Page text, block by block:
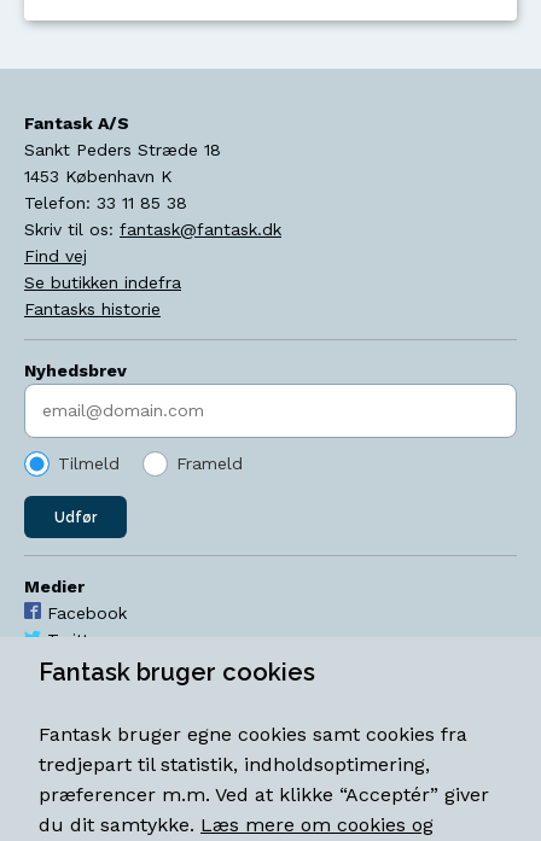
Fantask A/S
Sankt Peders Stræde 18
1453 København K
Telefon: 33 11 85 38
Skriv til os: fantask@fantask.dk
Find vej
Se butikken indefra
Fantasks historie
Nyhedsbrev
Indtast søgeord
Tilmeld Frameld
Udfør
Medier
Facebook
Twitter
YouTube
Åbningstider
Mandag-torsdag 11-18
Fredag 11-18.30
Lørdag 11-15
Fantask bruger cookies
Fantask bruger egne cookies samt cookies fra
tredjepart til statistik, indholdsoptimering,
præferencer m.m. Ved at klikke “Acceptér” giver
du dit samtykke. Læs mere om cookies og